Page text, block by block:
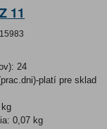
11
24
platí pre sklad
0,07 kg